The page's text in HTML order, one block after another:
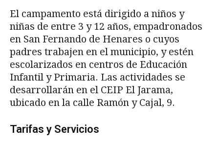
El campamento está dirigido a niños y
niñas de entre 3 y 12 años, empadronados
en San Fernando de Henares o cuyos
padres trabajen en el municipio, y estén
escolarizados en centros de Educación
Infantil y Primaria. Las actividades se
desarrollarán en el CEIP El Jarama,
ubicado en la calle Ramón y Cajal, 9.
Tarifas y Servicios